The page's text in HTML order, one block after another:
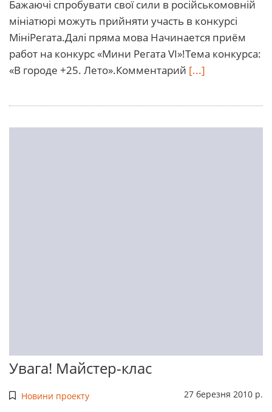
Бажаючі спробувати свої сили в російськомовній
мініатюрі можуть прийняти участь в конкурсі
МініРегата.Далі пряма мова Начинается приём
работ на конкурс «Мини Регата VI»!Тема конкурса:
«В городе +25. Лето».Комментарий [...]
Увага! Майстер-клас
Новини проекту 27 березня 2010 р.